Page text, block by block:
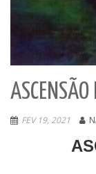
ASCENSÃO
FEV 19, 2021